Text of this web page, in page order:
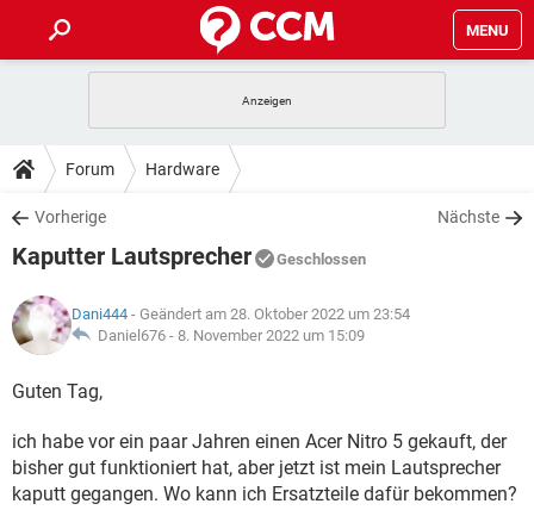
MENU
ANDROID
WINDOWS 10
WHATSAPP TIKTOK
FACEBOOK
TIPPS & TRICKS
SPIELE
WHATSAPP TIKTOK
FACEBOOK
DOWNLOADS
SPIELE STREAMING
ANDROID
WINDOWS 10 INSTAGRAM
FORUM
SPIELE STREAMING
ANDROID
WINDOWS 10
WHATSAPP TIKTOK
FACEBOOK
LEXIKON
WINDOWS 10 INSTAGRAM
WHATSAPP TIKTOK
Forum Hardware
Vorherige Nächste
Kaputter Lautsprecher Geschlossen
Dani444 - Geändert am 28. Oktober 2022 um 23:54
Daniel676 - 8. November 2022 um 15:09
Guten Tag,
ich habe vor ein paar Jahren einen Acer Nitro 5 gekauft, der
bisher gut funktioniert hat, aber jetzt ist mein Lautsprecher
kaputt gegangen. Wo kann ich Ersatzteile dafür bekommen?